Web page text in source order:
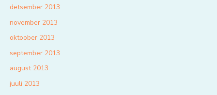
detsember 2013
november 2013
oktoober 2013
september 2013
august 2013
juuli 2013